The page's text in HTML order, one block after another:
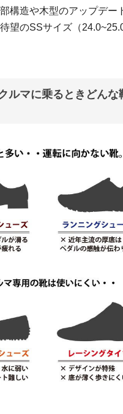
部構造や木型のアップデー
望のSSサイズ（
ルマに乗るときどんな